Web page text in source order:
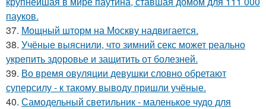
пауков.
37. Мощный шторм на Москву надвигается.
38. Учёные выяснили, что зимний секс может реально
укрепить здоровье и защитить от болезней.
39. Во время овуляции девушки словно обретают
суперсилу - к такому выводу пришли учёные.
40. Самодельный светильник - маленькое чудо для